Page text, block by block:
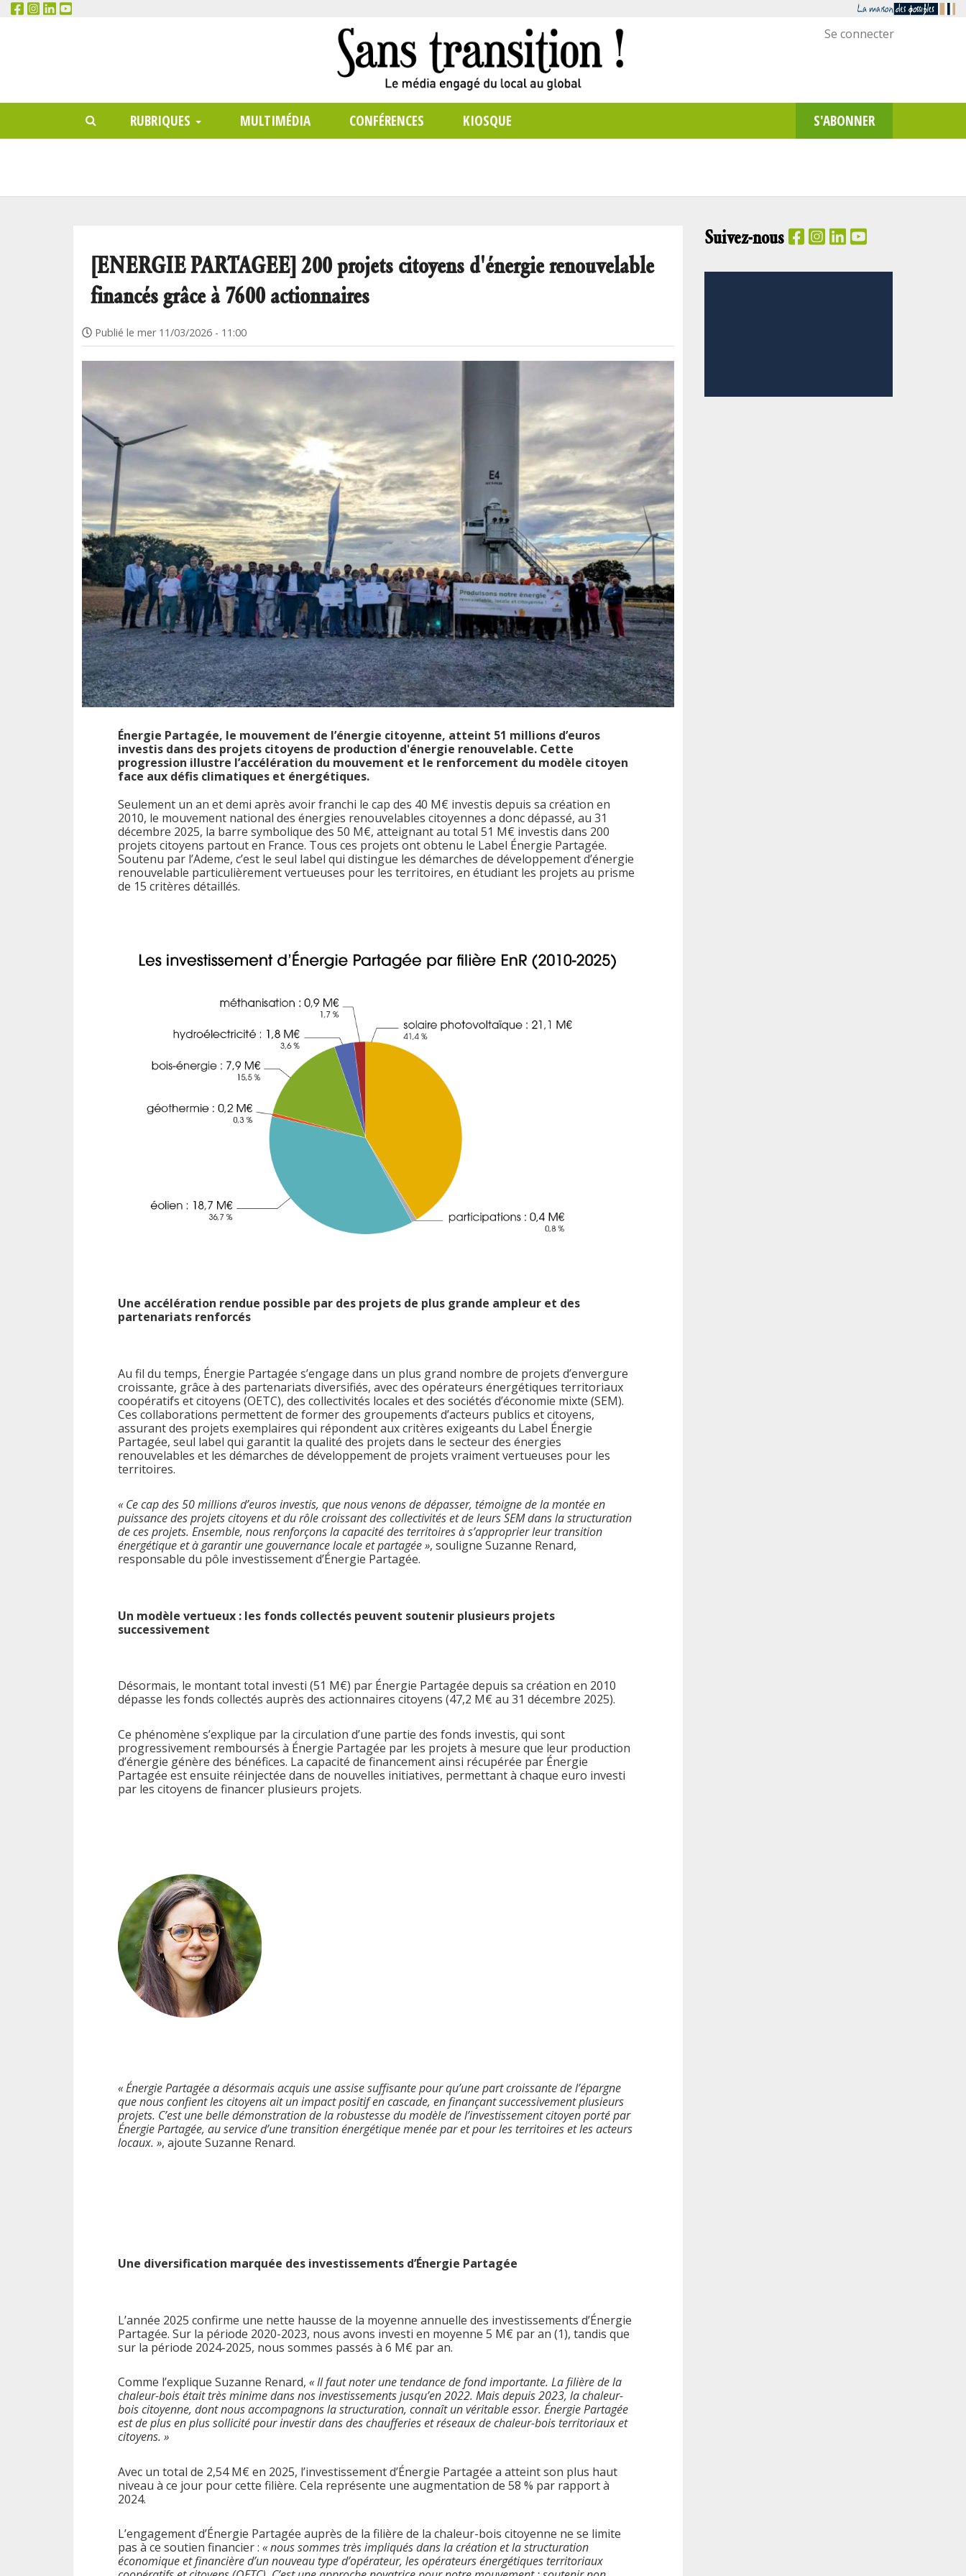
Menu
Se connecter
Main
menu
RECHERCHER
RUBRIQUES MULTIMÉDIA CONFÉRENCES KIOSQUE S'ABONNER
[ENERGIE PARTAGEE] 200 projets citoyens d'énergie renouvelable
financés grâce à 7600 actionnaires
Publié le mer 11/03/2026 - 11:00
Énergie Partagée, le mouvement de l’énergie citoyenne, atteint 51 millions d’euros
investis dans des projets citoyens de production d'énergie renouvelable. Cette
progression illustre l’accélération du mouvement et le renforcement du modèle citoyen
face aux défis climatiques et énergétiques.
Seulement un an et demi après avoir franchi le cap des 40 M€ investis depuis sa création en
2010, le mouvement national des énergies renouvelables citoyennes a donc dépassé, au 31
décembre 2025, la barre symbolique des 50 M€, atteignant au total 51 M€ investis dans 200
projets citoyens partout en France. Tous ces projets ont obtenu le Label Énergie Partagée.
Soutenu par l’Ademe, c’est le seul label qui distingue les démarches de développement d’énergie
renouvelable particulièrement vertueuses pour les territoires, en étudiant les projets au prisme
de 15 critères détaillés.
Une accélération rendue possible par des projets de plus grande ampleur et des
partenariats renforcés
Au fil du temps, Énergie Partagée s’engage dans un plus grand nombre de projets d’envergure
croissante, grâce à des partenariats diversifiés, avec des opérateurs énergétiques territoriaux
coopératifs et citoyens (OETC), des collectivités locales et des sociétés d’économie mixte (SEM).
Ces collaborations permettent de former des groupements d’acteurs publics et citoyens,
assurant des projets exemplaires qui répondent aux critères exigeants du Label Énergie
Partagée, seul label qui garantit la qualité des projets dans le secteur des énergies
renouvelables et les démarches de développement de projets vraiment vertueuses pour les
territoires.
« Ce cap des 50 millions d’euros investis, que nous venons de dépasser, témoigne de la montée en
puissance des projets citoyens et du rôle croissant des collectivités et de leurs SEM dans la structuration
de ces projets. Ensemble, nous renforçons la capacité des territoires à s’approprier leur transition
énergétique et à garantir une gouvernance locale et partagée », souligne Suzanne Renard,
responsable du pôle investissement d’Énergie Partagée.
Un modèle vertueux : les fonds collectés peuvent soutenir plusieurs projets
successivement
Désormais, le montant total investi (51 M€) par Énergie Partagée depuis sa création en 2010
dépasse les fonds collectés auprès des actionnaires citoyens (47,2 M€ au 31 décembre 2025).
Ce phénomène s’explique par la circulation d’une partie des fonds investis, qui sont
progressivement remboursés à Énergie Partagée par les projets à mesure que leur production
d’énergie génère des bénéfices. La capacité de financement ainsi récupérée par Énergie
Partagée est ensuite réinjectée dans de nouvelles initiatives, permettant à chaque euro investi
par les citoyens de financer plusieurs projets.
« Énergie Partagée a désormais acquis une assise suffisante pour qu’une part croissante de l’épargne
que nous confient les citoyens ait un impact positif en cascade, en finançant successivement plusieurs
projets. C’est une belle démonstration de la robustesse du modèle de l’investissement citoyen porté par
Énergie Partagée, au service d’une transition énergétique menée par et pour les territoires et les acteurs
locaux. », ajoute Suzanne Renard.
Une diversification marquée des investissements d’Énergie Partagée
L’année 2025 confirme une nette hausse de la moyenne annuelle des investissements d’Énergie
Partagée. Sur la période 2020-2023, nous avons investi en moyenne 5 M€ par an (1), tandis que
sur la période 2024-2025, nous sommes passés à 6 M€ par an.
Comme l’explique Suzanne Renard, « Il faut noter une tendance de fond importante. La filière de la
chaleur-bois était très minime dans nos investissements jusqu’en 2022. Mais depuis 2023, la chaleur-
bois citoyenne, dont nous accompagnons la structuration, connaît un véritable essor. Énergie Partagée
est de plus en plus sollicité pour investir dans des chaufferies et réseaux de chaleur-bois territoriaux et
citoyens. »
Avec un total de 2,54 M€ en 2025, l’investissement d’Énergie Partagée a atteint son plus haut
niveau à ce jour pour cette filière. Cela représente une augmentation de 58 % par rapport à
2024.
L’engagement d’Énergie Partagée auprès de la filière de la chaleur-bois citoyenne ne se limite
pas à ce soutien financier : « nous sommes très impliqués dans la création et la structuration
économique et financière d’un nouveau type d’opérateur, les opérateurs énergétiques territoriaux
Suivez-nous